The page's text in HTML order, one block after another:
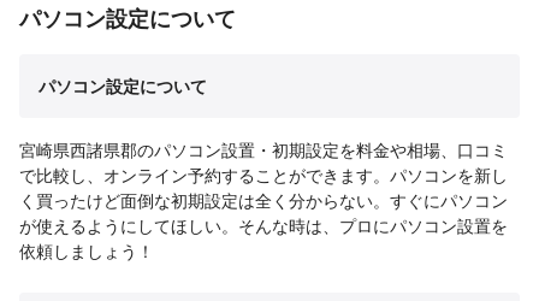
パソコン設定について
パソコン設定について
宮崎県西諸県郡のパソコン設置・初期設定を料金や相場、口コミ
で比較し、オンライン予約することができます。パソコンを新し
く買ったけど面倒な初期設定は全く分からない。すぐにパソコン
が使えるようにしてほしい。そんな時は、プロにパソコン設置を
依頼しましょう！